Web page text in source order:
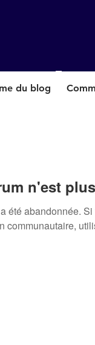
n'est
été abandonnée.
communautaire,
du blog